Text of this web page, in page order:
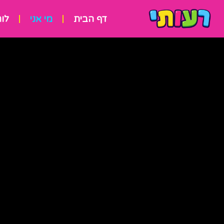
דף הבית מי אני